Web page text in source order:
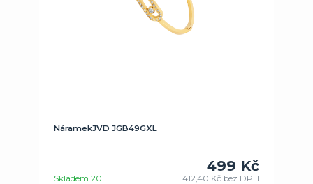
NáramekJVD JGB49GXL
499 Kč
412,40 Kč bez DPH
Skladem 20